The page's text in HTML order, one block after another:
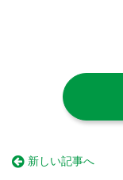
新しい記事へ